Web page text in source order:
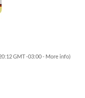
GMT -03:00 - More info)